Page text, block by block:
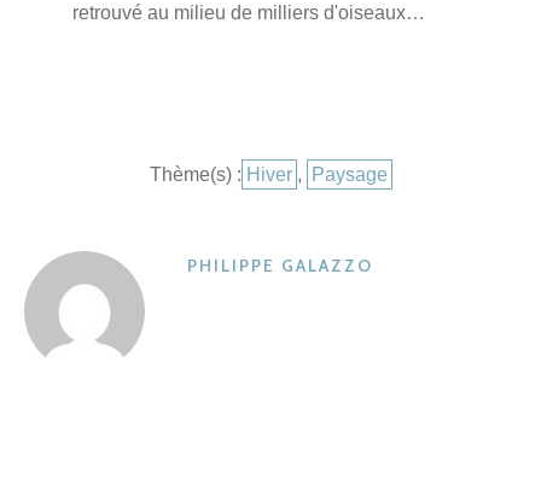
retrouvé au milieu de milliers d'oiseaux…
Thème(s) :Catégories
Hiver , Paysage
PHILIPPE GALAZZO